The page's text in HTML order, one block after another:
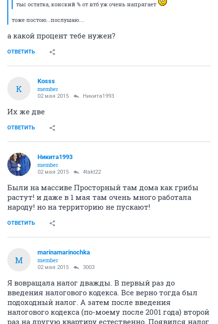
тыс остатка, конский % от втб уж очень напрягает
тоже постою...послушаю....
а какой процент тебе нужен?
ОТВЕТИТЬ
K
Kosss
member
02 мая 2015 Никита1993
Их же две
ОТВЕТИТЬ
Никита1993
member
02 мая 2015 4takt22
Были на массиве Просторный там дома как грибы
растут! и даже в 1 мая там очень много работала
народу! но на территорию не пускают!
ОТВЕТИТЬ
M
marinamarinochka
member
02 мая 2015 3003
Я вовращала налог дважды. В первый раз до
введения налогового кодекса. Все верно тогда был
подоходный налог. А затем после введения
налогового кодекса (по-моему после 2001 года) второй
раз на другую квартиру естественно. Появился налог